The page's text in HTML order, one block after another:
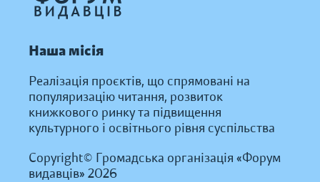
Наша місія
Реалізація проєктів, що спрямовані на
популяризацію читання, розвиток
книжкового ринку та підвищення
культурного і освітнього рівня суспільства
Copyright© Громадська організація «Форум
видавців» 2026